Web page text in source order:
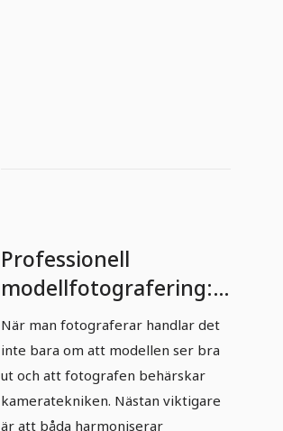
Professionell
modellfotografering:
Del 9 - Det effektiva
samarbetet i teamet.
När man fotograferar handlar det
inte bara om att modellen ser bra
ut och att fotografen behärskar
kameratekniken. Nästan viktigare
är att båda harmoniserar